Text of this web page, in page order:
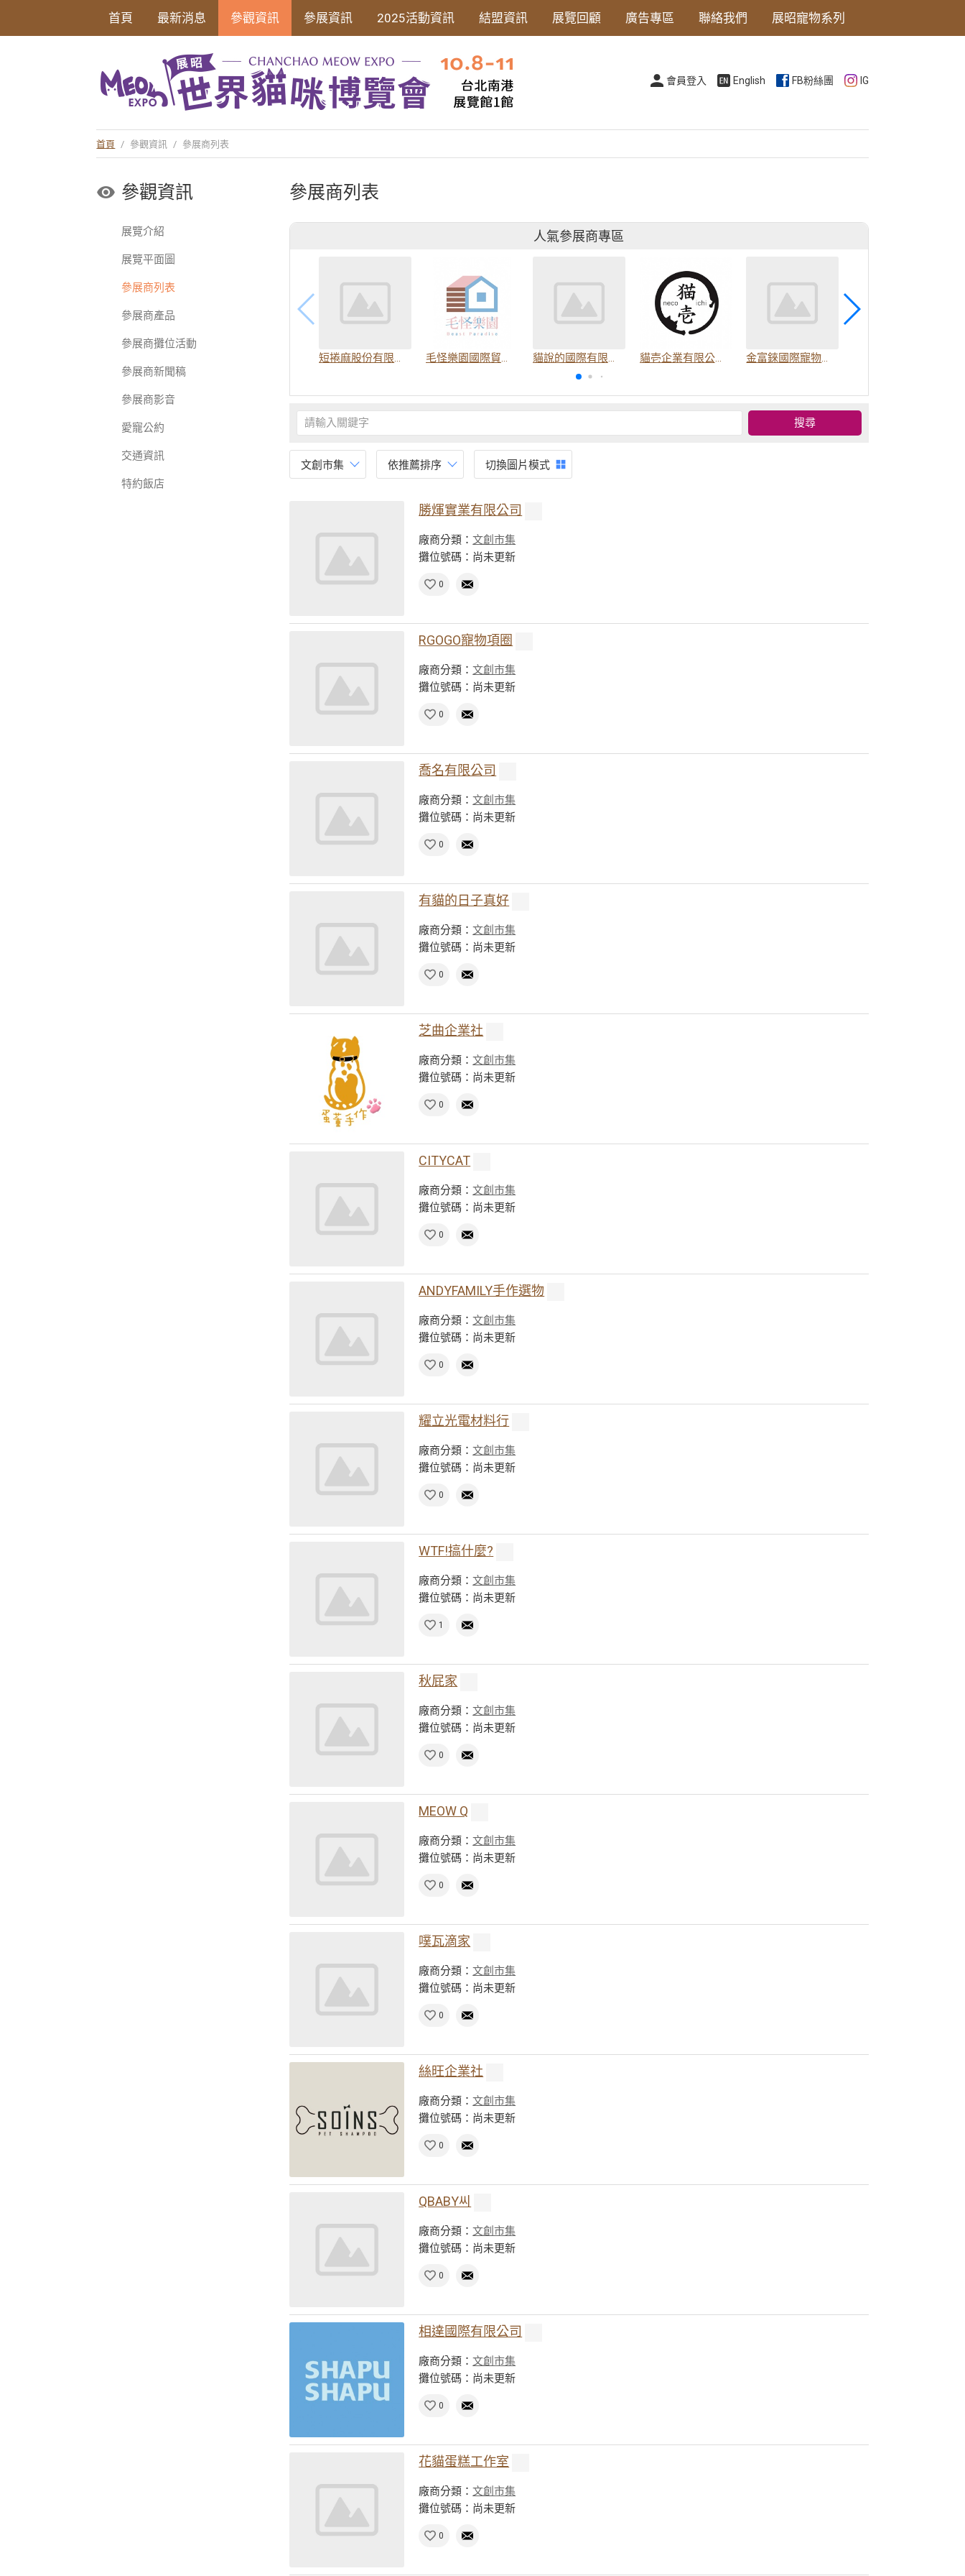
首頁 最新消息 參觀資訊 參展資訊 2025活動資訊 結盟資訊 展覽回顧 廣告專區 聯絡我們 展昭寵物系列
會員登入 English FB粉絲團 IG
首頁 / 參觀資訊 / 參展商列表
參觀資訊
展覽介紹
展覽平面圖
參展商列表
參展商產品
參展商攤位活動
參展商新聞稿
參展商影音
愛寵公約
交通資訊
特約飯店
參展商列表
人氣參展商專區
短捲麻股份有限公司 毛怪樂園國際貿易有限公司 貓說的國際有限公司 貓壱企業有限公司(LOCA) 金富錸國際寵物有限公司
文創市集 依推薦排序 切換圖片模式
勝煇實業有限公司
廠商分類：文創市集
攤位號碼：尚未更新
0
RGOGO寵物項圈
廠商分類：文創市集
攤位號碼：尚未更新
0
喬名有限公司
廠商分類：文創市集
攤位號碼：尚未更新
0
有貓的日子真好
廠商分類：文創市集
攤位號碼：尚未更新
0
芝曲企業社
廠商分類：文創市集
攤位號碼：尚未更新
0
CITYCAT
廠商分類：文創市集
攤位號碼：尚未更新
0
ANDYFAMILY手作選物
廠商分類：文創市集
攤位號碼：尚未更新
0
耀立光電材料行
廠商分類：文創市集
攤位號碼：尚未更新
0
WTF!搞什麼?
廠商分類：文創市集
攤位號碼：尚未更新
1
秋屁家
廠商分類：文創市集
攤位號碼：尚未更新
0
MEOW Q
廠商分類：文創市集
攤位號碼：尚未更新
0
噗瓦滴家
廠商分類：文創市集
攤位號碼：尚未更新
0
絲旺企業社
廠商分類：文創市集
攤位號碼：尚未更新
0
QBABY씨
廠商分類：文創市集
攤位號碼：尚未更新
0
相達國際有限公司
廠商分類：文創市集
攤位號碼：尚未更新
0
花貓蛋糕工作室
廠商分類：文創市集
攤位號碼：尚未更新
0